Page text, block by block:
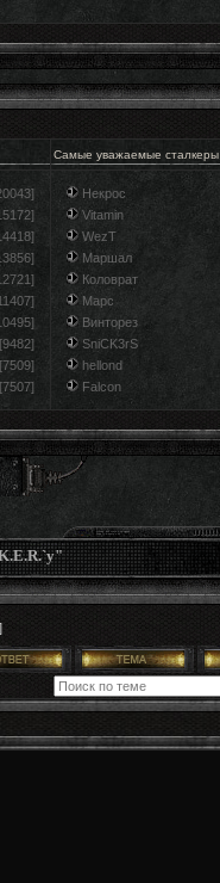
Самые уважаемые сталкеры
[9482]
[7509]
[7507]
Некрос
Vitamin
WezT
Маршал
Коловрат
Марс
Винторез
SniCK3rS
hellond
Falcon
]